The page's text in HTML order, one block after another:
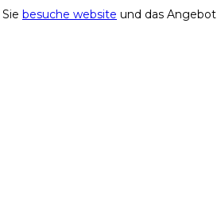
besuche website und das Angebot